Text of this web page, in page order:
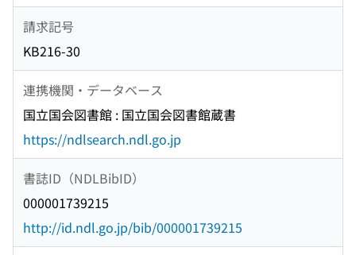
請求記号
KB216-30
連携機関・データベース
国立国会図書館 : 国立国会図書館蔵書
https://ndlsearch.ndl.go.jp
書誌ID（NDLBibID）
000001739215
http://id.ndl.go.jp/bib/000001739215